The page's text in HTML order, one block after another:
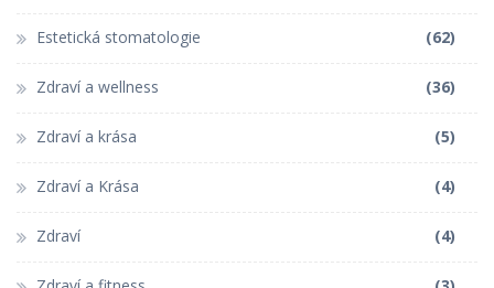
Estetická stomatologie (62)
Zdraví a wellness (36)
Zdraví a krása (5)
Zdraví a Krása (4)
Zdraví (4)